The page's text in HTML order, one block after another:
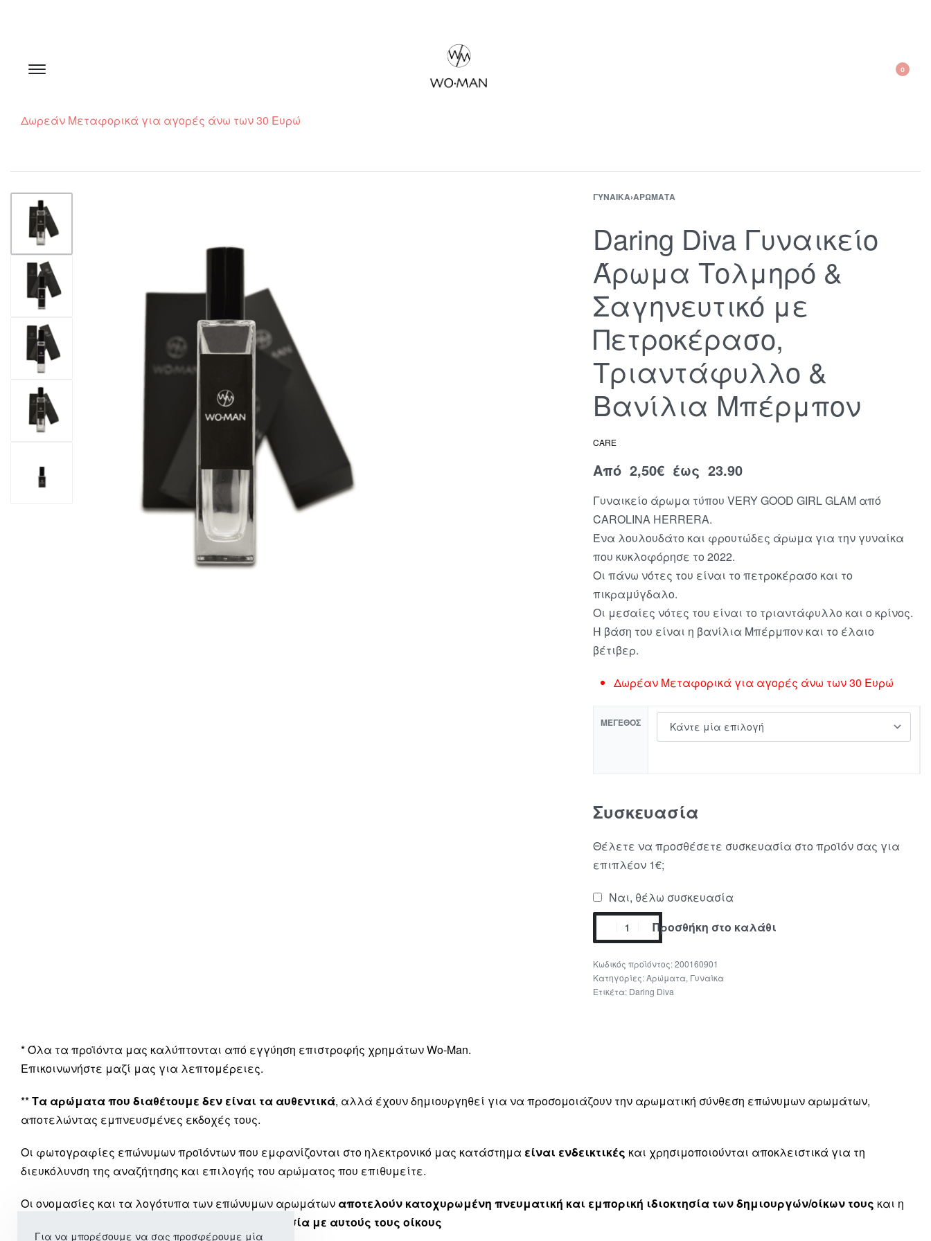
0
Δωρεάν Μεταφορικά για αγορές άνω των 30 Ευρώ
ΓΥΝΑΊΚΑ›ΑΡΏΜΑΤΑ
Daring Diva Γυναικείο
Άρωμα Τολμηρό &
Σαγηνευτικό με
Πετροκέρασο,
Τριαντάφυλλο &
Βανίλια Μπέρμπον
CARE
Από 2,50€έως 23.90
Γυναικείο άρωμα τύπου VERY GOOD GIRL GLAM από
CAROLINA HERRERA.
Ένα λουλουδάτο και φρουτώδες άρωμα για την γυναίκα
που κυκλοφόρησε το 2022.
Οι πάνω νότες του είναι το πετροκέρασο και το
πικραμύγδαλο.
Οι μεσαίες νότες του είναι το τριαντάφυλλο και ο κρίνος.
Η βάση του είναι η βανίλια Μπέρμπον και το έλαιο
βέτιβερ.
Δωρέαν Μεταφορικά για αγορές άνω των 30 Ευρώ
ΜΈΓΕΘΟΣ
Συσκευασία
Θέλετε να προσθέσετε συσκευασία στο προϊόν σας για
επιπλέον 1€;
Ναι, θέλω συσκευασία
Προσθήκη στο καλάθι
200160901
Κατηγορίες:Αρώματα, Γυναίκα
Ετικέτα: Daring Diva
* Όλα τα προϊόντα μας καλύπτονται από εγγύηση επιστροφής χρημάτων Wo-Man.
Επικοινωνήστε μαζί μας για λεπτομέρειες.
**Τα αρώματα που διαθέτουμε δεν είναι τα αυθεντικά, αλλά έχουν δημιουργηθεί για να προσομοιάζουν την αρωματική σύνθεση επώνυμων αρωμάτων,
αποτελώντας εμπνευσμένες εκδοχές τους.
Οι φωτογραφίες επώνυμων προϊόντων που εμφανίζονται στο ηλεκτρονικό μας κατάστημα είναι ενδεικτικές και χρησιμοποιούνται αποκλειστικά για τη
διευκόλυνση της αναζήτησης και επιλογής του αρώματος που επιθυμείτε.
Οι ονομασίες και τα λογότυπα των επώνυμων αρωμάτων αποτελούν κατοχυρωμένη πνευματική και εμπορική ιδιοκτησία των δημιουργών/οίκων τους και η
δεν έχει καμία σχέση ή συνεργασία με αυτούς τους οίκους
Για να μπορέσουμε να σας προσφέρουμε μία